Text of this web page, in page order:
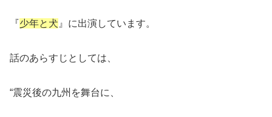
『少年と犬 』に出演しています。
話のあらすじとしては、
“震災後の九州を舞台に、